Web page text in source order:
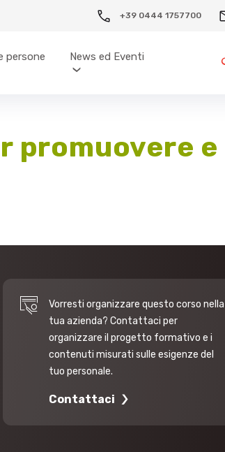
+39 0444 1757700
persone News ed Eventi
promuovere e
Vorresti organizzare questo corso nella
tua azienda? Contattaci per
organizzare il progetto formativo e i
contenuti misurati sulle esigenze del
tuo personale.
Contattaci